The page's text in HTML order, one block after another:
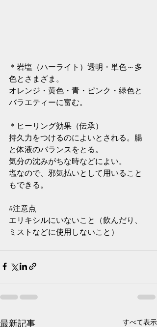
＊岩塩（ハーライト）透明・単色～多
色とさまざま。
オレンジ・黄色・青・ピンク・緑色と
バラエティーに富む。
＊ヒーリング効果（伝承）
持久力をつけるのによいとされる。腸
と体液のバランスをとる。
気分の沈みがちな時などによい。
塩なので、邪気払いとして用いること
もできる。
⁂注意点
エリキシルにいないこと（飲んだり、
ミストなどに使用しないこと）
最新記事 すべて表示